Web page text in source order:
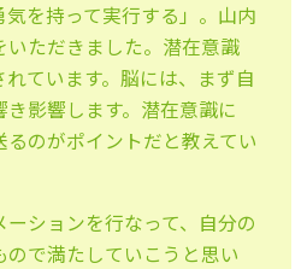
を持って実行する」。山内
ただきました。潜在意識
ています。脳には、まず自
影響します。潜在意識に
のがポイントだと教えてい
ションを行なって、自分の
で満たしていこうと思い